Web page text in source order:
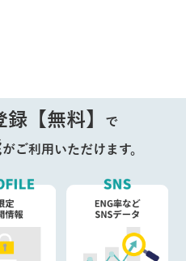
【無料】 で
がご利用いただけます。